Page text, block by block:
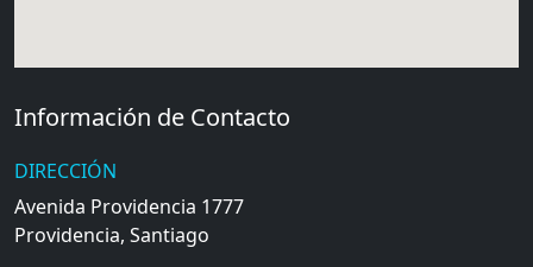
Información de Contacto
DIRECCIÓN
Avenida Providencia 1777
Providencia, Santiago